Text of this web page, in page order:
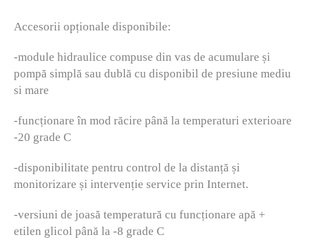
Accesorii opționale disponibile:
-module hidraulice compuse din vas de acumulare și
pompă simplă sau dublă cu disponibil de presiune mediu
si mare
-funcționare în mod răcire până la temperaturi exterioare
-20 grade C
-disponibilitate pentru control de la distanță și
monitorizare și intervenție service prin Internet.
-versiuni de joasă temperatură cu funcționare apă +
etilen glicol până la -8 grade C